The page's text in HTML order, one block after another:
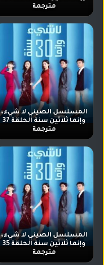
مترجمة
المسلسل الصيني لا شيء،
وإنما ثلاثين سنة الحلقة 37
مترجمة
المسلسل الصيني لا شيء،
وإنما ثلاثين سنة الحلقة 35
مترجمة